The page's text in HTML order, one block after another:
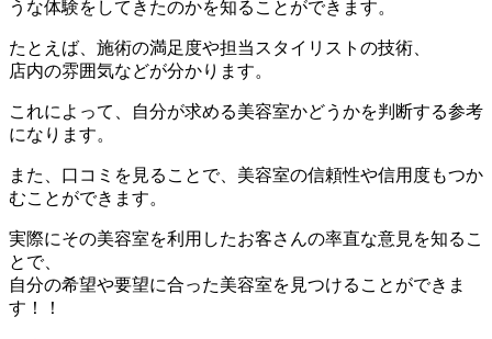
うな体験をしてきたのかを知ることができます。
たとえば、施術の満足度や担当スタイリストの技術、
店内の雰囲気などが分かります。
これによって、自分が求める美容室かどうかを判断する参考
になります。
また、口コミを見ることで、美容室の信頼性や信用度もつか
むことができます。
実際にその美容室を利用したお客さんの率直な意見を知るこ
とで、
自分の希望や要望に合った美容室を見つけることができま
す！！